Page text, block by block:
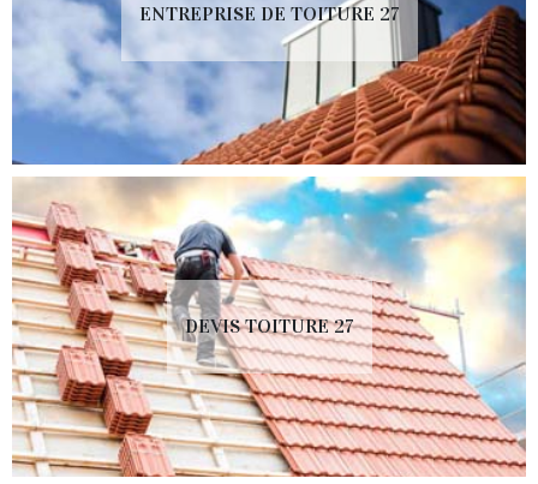
ENTREPRISE DE TOITURE 27
DEVIS TOITURE 27